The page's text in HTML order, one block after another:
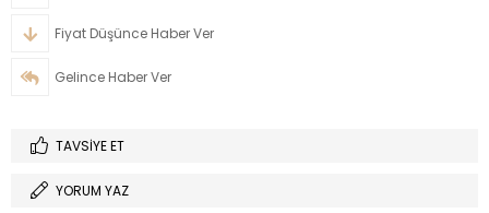
Fiyat Düşünce Haber Ver
Gelince Haber Ver
TAVSIYE ET
YORUM YAZ